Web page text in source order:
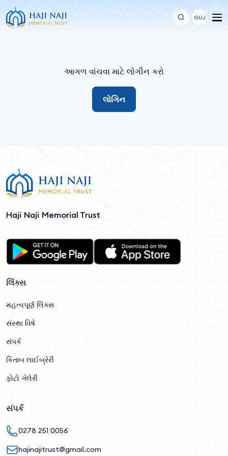
GUJ
આગળ વાંચવા માટે લોગીન કરો
લોગિન
Haji Naji Memorial Trust
લિંક્સ
મહત્વપૂર્ણ લિંક્સ
સંસ્થા વિષે
સંપર્ક
કિતાબ લાઈબ્રેરી
ફોટો ગેલેરી
સંપર્ક
0278 251 0056
hajinajitrust@gmail.com